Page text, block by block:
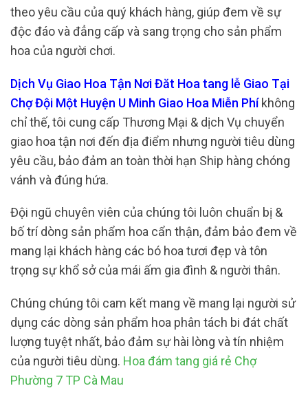
theo yêu cầu của quý khách hàng, giúp đem về sự
độc đáo và đẳng cấp và sang trọng cho sản phẩm
hoa của người chơi.
Dịch Vụ Giao Hoa Tận Nơi Đăt Hoa tang lễ Giao Tại
Chợ Đội Một Huyện U Minh Giao Hoa Miễn Phíkhông
chỉ thế, tôi cung cấp Thương Mại & dịch Vụ chuyển
giao hoa tận nơi đến địa điểm nhưng người tiêu dùng
yêu cầu, bảo đảm an toàn thời hạn Ship hàng chóng
vánh và đúng hứa.
Đội ngũ chuyên viên của chúng tôi luôn chuẩn bị &
bố trí dòng sản phẩm hoa cẩn thận, đảm bảo đem về
mang lại khách hàng các bó hoa tươi đẹp và tôn
trọng sự khổ sở của mái ấm gia đình & người thân.
Chúng chúng tôi cam kết mang về mang lại người sử
dụng các dòng sản phẩm hoa phân tách bi đát chất
lượng tuyệt nhất, bảo đảm sự hài lòng và tín nhiệm
của người tiêu dùng. Hoa đám tang giá rẻ Chợ
Phường 7 TP Cà Mau